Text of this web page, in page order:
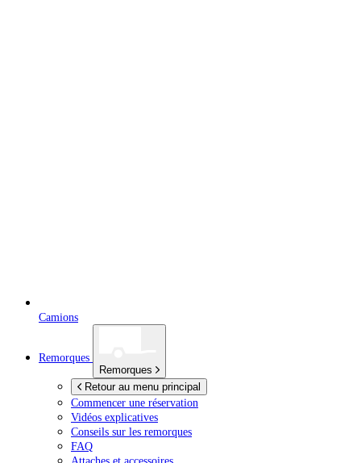
Camions
Remorques
Remorques
Retour au menu principal
Commencer une réservation
Vidéos explicatives
Conseils sur les remorques
FAQ